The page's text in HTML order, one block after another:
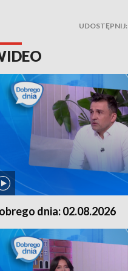
UDOSTĘPNIJ:
dnia: 02.08.2026